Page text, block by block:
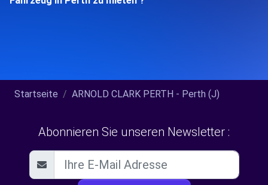
Startseite ARNOLD CLARK PERTH - Perth (J)
Abonnieren Sie unseren Newsletter :